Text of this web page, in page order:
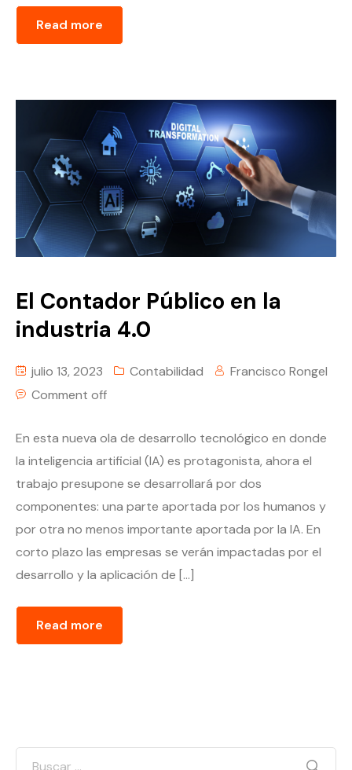
Read more
El Contador Público en la
industria 4.0
julio 13, 2023 Contabilidad
Francisco Rongel
Comment off
En esta nueva ola de desarrollo tecnológico en donde
la inteligencia artificial (IA) es protagonista, ahora el
trabajo presupone se desarrollará por dos
componentes: una parte aportada por los humanos y
por otra no menos importante aportada por la IA. En
corto plazo las empresas se verán impactadas por el
desarrollo y la aplicación de […]
Read more